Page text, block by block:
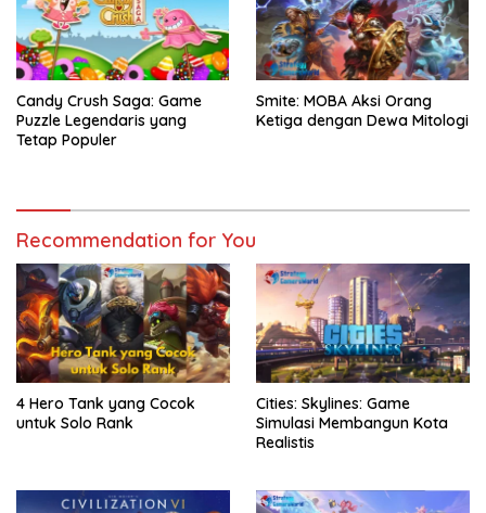
Candy Crush Saga: Game
Puzzle Legendaris yang
Tetap Populer
Smite: MOBA Aksi Orang
Ketiga dengan Dewa Mitologi
Recommendation for You
4 Hero Tank yang Cocok
untuk Solo Rank
Cities: Skylines: Game
Simulasi Membangun Kota
Realistis